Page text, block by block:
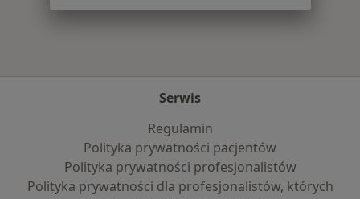
Serwis
Regulamin
Polityka prywatności pacjentów
Polityka prywatności profesjonalistów
Polityka prywatności dla profesjonalistów, których